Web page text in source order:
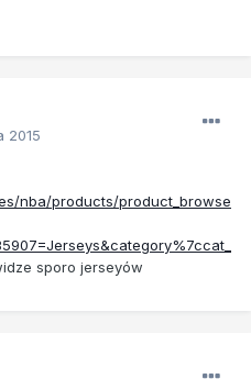
2015
nba/products/product_browse
sporo jerseyów